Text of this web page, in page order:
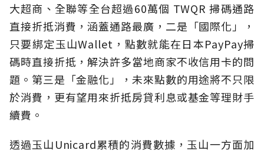
大超商、全聯等全台超過60萬個 TWQR 掃碼通路
直接折抵消費，涵蓋通路最廣，二是「國際化」，
只要綁定玉山Wallet，點數就能在日本PayPay掃
碼時直接折抵，解決許多當地商家不收信用卡的問
題。第三是「金融化」，未來點數的用途將不只限
於消費，更有望用來折抵房貸利息或基金等理財手
續費。
透過玉山Unicard累積的消費數據，玉山一方面加